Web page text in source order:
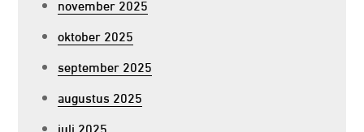
november 2025
oktober 2025
september 2025
augustus 2025
juli 2025